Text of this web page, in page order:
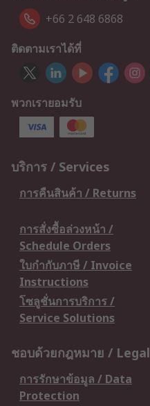
+66 2 648 6868
ติดตามเราได้ที่
พวกเรายอมรับ
บริการ / Services
การคืนสินค้า / Returns
การสั่งซื้อล่วงหน้า /
Schedule Orders
ใบกำกับภาษี / Invoice
Instructions
โซลูชั่นการบริการ /
Service Solutions
ชอบด้วยกฎหมาย / Legal
การรักษาข้อมูล / Data
Protection